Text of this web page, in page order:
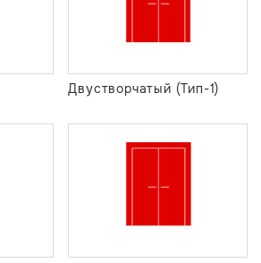
Двустворчатый (Тип-1)